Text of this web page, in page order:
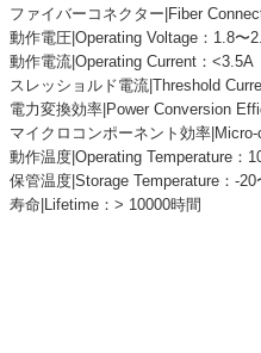
ファイバーコネクター|Fiber
動作電圧|Operating Voltage：1.8〜
動作電流|Operating Current：<3.5A
スレッショルド電流|Threshold
電力変換効率|Power Conversion
マイクロコンポーネント効率
動作温度|Operating Temperature：
保管温度|Storage Temperature：-
寿命|Lifetime：> 10000時間